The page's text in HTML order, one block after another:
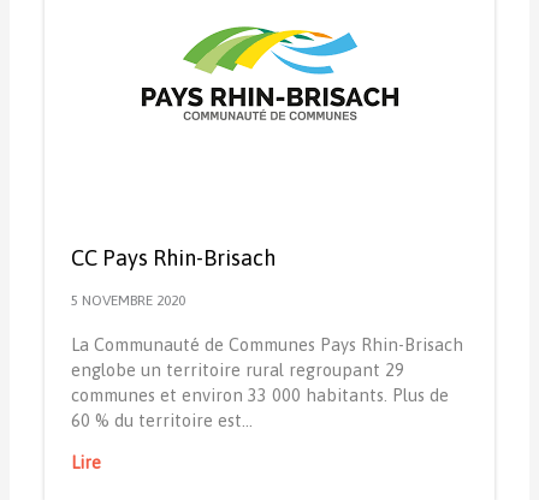
CC Pays Rhin-Brisach
5 NOVEMBRE 2020
La Communauté de Communes Pays Rhin-Brisach
englobe un territoire rural regroupant 29
communes et environ 33 000 habitants. Plus de
60 % du territoire est…
Lire